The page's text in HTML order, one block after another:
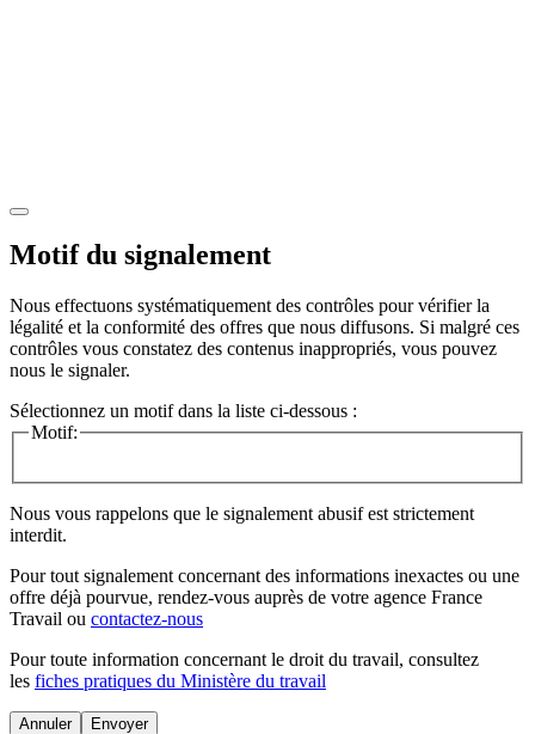
Motif du signalement
Nous effectuons systématiquement des contrôles pour vérifier la
légalité et la conformité des offres que nous diffusons. Si malgré ces
contrôles vous constatez des contenus inappropriés, vous pouvez
nous le signaler.
Sélectionnez un motif dans la liste ci-dessous :
Motif:
Nous vous rappelons que le signalement abusif est strictement
interdit.
Pour tout signalement concernant des informations inexactes ou une
offre déjà pourvue, rendez-vous auprès de votre agence France
Travail ou contactez-nous
Pour toute information concernant le droit du travail, consultez
les fiches pratiques du Ministère du travail
Annuler